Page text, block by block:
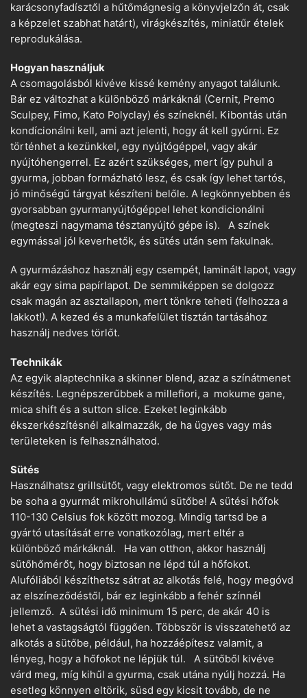
karácsonyfadísztől a hűtőmágnesig a könyvjelzőn át, csak
a képzelet szabhat határt), virágkészítés, miniatűr ételek
reprodukálása.
Hogyan használjuk
A csomagolásból kivéve kissé kemény anyagot találunk.
Bár ez változhat a különböző márkáknál (Cernit, Premo
Sculpey, Fimo, Kato Polyclay) és színeknél. Kibontás után
kondícionálni kell, ami azt jelenti, hogy át kell gyúrni. Ez
történhet a kezünkkel, egy nyújtógéppel, vagy akár
nyújtóhengerrel. Ez azért szükséges, mert így puhul a
gyurma, jobban formázható lesz, és csak így lehet tartós,
jó minőségű tárgyat készíteni belőle. A legkönnyebben és
gyorsabban gyurmanyújtógéppel lehet kondicionálni
(megteszi nagymama tésztanyújtó gépe is). A színek
egymással jól keverhetők, és sütés után sem fakulnak.
A gyurmázáshoz használj egy csempét, laminált lapot, vagy
akár egy sima papírlapot. De semmiképpen se dolgozz
csak magán az asztallapon, mert tönkre teheti (felhozza a
lakkot!). A kezed és a munkafelület tisztán tartásához
használj nedves törlőt.
Technikák
Az egyik alaptechnika a skinner blend, azaz a színátmenet
készítés. Legnépszerűbbek a millefiori, a mokume gane,
mica shift és a sutton slice. Ezeket leginkább
ékszerkészítésnél alkalmazzák, de ha ügyes vagy más
területeken is felhasználhatod.
Sütés
Használhatsz grillsütőt, vagy elektromos sütőt. De ne tedd
be soha a gyurmát mikrohullámú sütőbe! A sütési hőfok
110-130 Celsius fok között mozog. Mindig tartsd be a
gyártó utasítását erre vonatkozólag, mert eltér a
különböző márkáknál. Ha van otthon, akkor használj
sütőhőmérőt, hogy biztosan ne lépd túl a hőfokot.
Alufóliából készíthetsz sátrat az alkotás felé, hogy megóvd
az elszíneződéstől, bár ez leginkább a fehér színnél
jellemző. A sütési idő minimum 15 perc, de akár 40 is
lehet a vastagságtól függően. Többször is visszatehető az
alkotás a sütőbe, például, ha hozzáépítesz valamit, a
lényeg, hogy a hőfokot ne lépjük túl. A sütőből kivéve
várd meg, míg kihűl a gyurma, csak utána nyúlj hozzá. Ha
esetleg könnyen eltörik, süsd egy kicsit tovább, de ne